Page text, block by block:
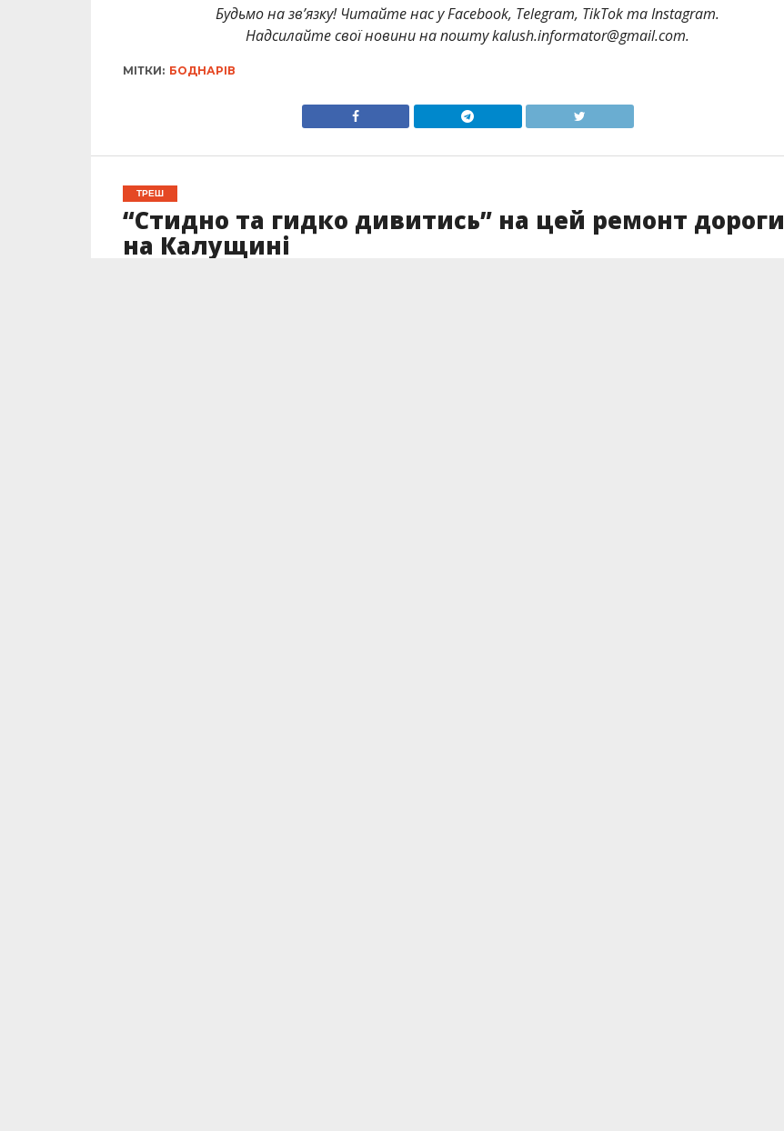
Будьмо на зв’язку! Читайте нас у Facebook, Telegram, TikTok та Instagram.
Надсилайте свої новини на пошту kalush.informator@gmail.com.
МІТКИ: БОДНАРІВ
ТРЕШ
“Стидно та гидко дивитись” на цей ремонт дороги
на Калущині